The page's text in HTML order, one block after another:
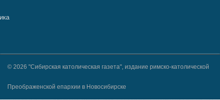
© 2026 "Сибирская католическая газета", издание римско-католической
Преображенской епархии в Новосибирске